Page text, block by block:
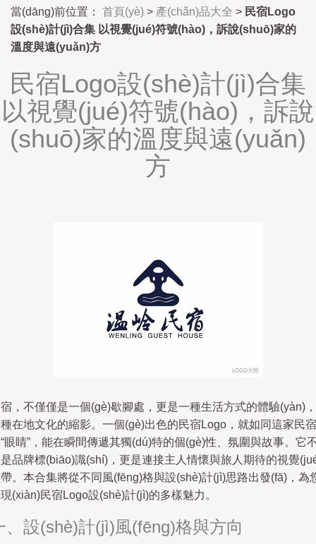
當(dāng)前位置： 首頁(yè) > 產(chǎn)品大全 > 民宿Logo
設(shè)計(jì)合集 以視覺(jué)符號(hào)，訴說(shuō)家的
溫度與遠(yuǎn)方
民宿Logo設(shè)計(jì)合集
以視覺(jué)符號(hào)，訴說
(shuō)家的溫度與遠(yuǎn)
方
，不僅僅是一個(gè)歇腳處，更是一種生活方式的體驗(yàn)，
在地文化的縮影。一個(gè)出色的民宿Logo，就如同這家民宿
眼睛”，能在瞬間傳遞其獨(dú)特的個(gè)性、氛圍與故事。它
品牌標(biāo)識(shí)，更是連接主人情懷與旅人期待的視覺
。本合集將從不同風(fēng)格與設(shè)計(jì)思路出發(fā)，為
(xiàn)民宿Logo設(shè)計(jì)的多樣魅力。
、設(shè)計(jì)風(fēng)格與方向